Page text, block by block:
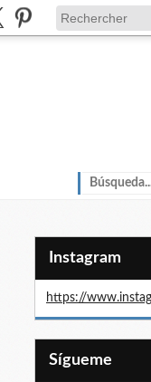
Instagram
https://
Sígueme